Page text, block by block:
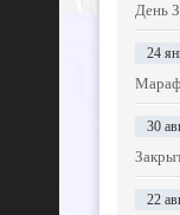
День
24
30
22